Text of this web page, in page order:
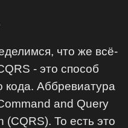
что же всё-
- это способ
кода. Аббревиатура
and Query
То есть это